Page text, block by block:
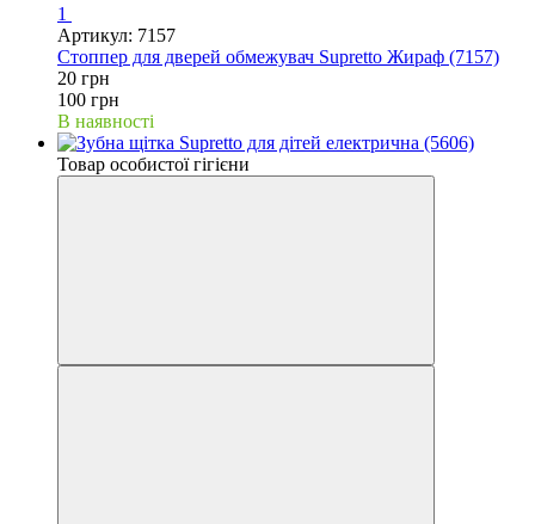
1
Артикул: 7157
Стоппер для дверей обмежувач Supretto Жираф (7157)
20 грн
100 грн
В наявності
Товар особистої гігієни